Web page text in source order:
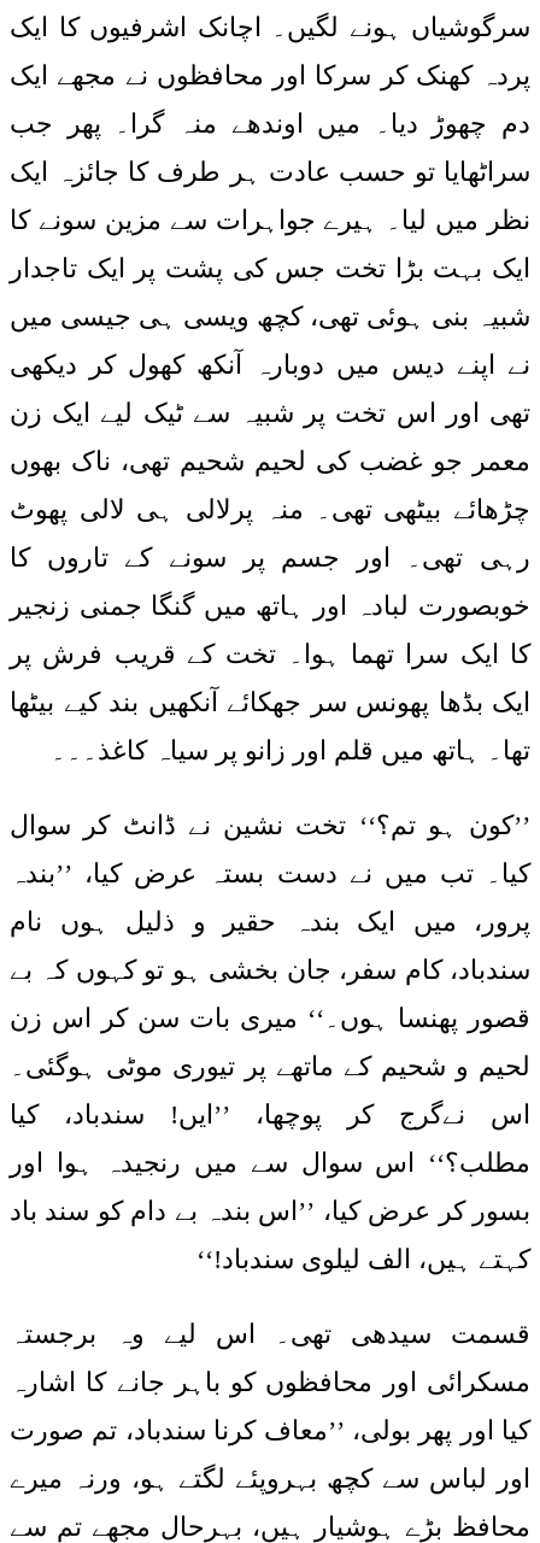
سرگوشیاں ہونے لگیں۔ اچانک اشرفیوں کا ایک
پردہ کھنک کر سرکا اور محافظوں نے مجھے ایک
دم چھوڑ دیا۔ میں اوندھے منہ گرا۔ پھر جب
سراٹھایا تو حسب عادت ہر طرف کا جائزہ ایک
نظر میں لیا۔ ہیرے جواہرات سے مزین سونے کا
ایک بہت بڑا تخت جس کی پشت پر ایک تاجدار
شبیہ بنی ہوئی تھی، کچھ ویسی ہی جیسی میں
نے اپنے دیس میں دوبارہ آنکھ کھول کر دیکھی
تھی اور اس تخت پر شبیہ سے ٹیک لیے ایک زن
معمر جو غضب کی لحیم شحیم تھی، ناک بھوں
چڑھائے بیٹھی تھی۔ منہ پرلالی ہی لالی پھوٹ
رہی تھی۔ اور جسم پر سونے کے تاروں کا
خوبصورت لبادہ اور ہاتھ میں گنگا جمنی زنجیر
کا ایک سرا تھما ہوا۔ تخت کے قریب فرش پر
ایک بڈھا پھونس سر جھکائے آنکھیں بند کیے بیٹھا
تھا۔ ہاتھ میں قلم اور زانو پر سیاہ کاغذ۔۔۔
’’کون ہو تم؟‘‘ تخت نشین نے ڈانٹ کر سوال
کیا۔ تب میں نے دست بستہ عرض کیا، ’’بندہ
پرور، میں ایک بندہ حقیر و ذلیل ہوں نام
سندباد، کام سفر، جان بخشی ہو تو کہوں کہ بے
قصور پھنسا ہوں۔‘‘ میری بات سن کر اس زن
لحیم و شحیم کے ماتھے پر تیوری موٹی ہوگئی۔
اس نےگرج کر پوچھا، ’’ایں! سندباد، کیا
مطلب؟‘‘ اس سوال سے میں رنجیدہ ہوا اور
بسور کر عرض کیا، ’’اس بندہ بے دام کو سند باد
کہتے ہیں، الف لیلوی سندباد!‘‘
قسمت سیدھی تھی۔ اس لیے وہ برجستہ
مسکرائی اور محافظوں کو باہر جانے کا اشارہ
کیا اور پھر بولی، ’’معاف کرنا سندباد، تم صورت
اور لباس سے کچھ بہروپئے لگتے ہو، ورنہ میرے
محافظ بڑے ہوشیار ہیں، بہرحال مجھے تم سے